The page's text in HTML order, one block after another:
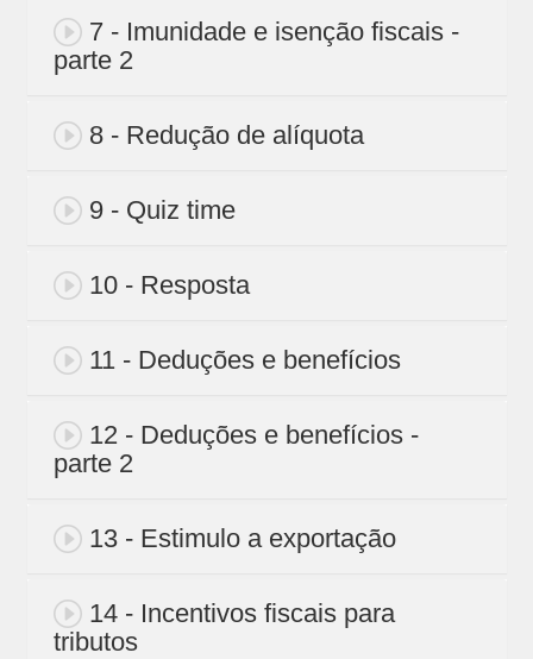
7 - Imunidade e isenção fiscais -
parte 2
8 - Redução de alíquota
9 - Quiz time
10 - Resposta
11 - Deduções e benefícios
12 - Deduções e benefícios -
parte 2
13 - Estimulo a exportação
14 - Incentivos fiscais para
tributos